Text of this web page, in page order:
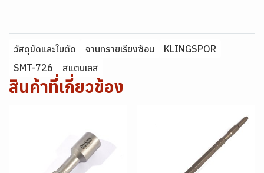
วัสดุขัดและใบตัด จานทรายเรียงซ้อน
KLINGSPOR
SMT-726
สแตนเลส
สินค้าที่เกี่ยวข้อง